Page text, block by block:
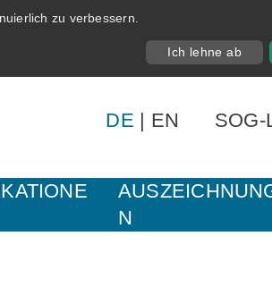
zu verbessern.
Ich lehne ab
DE | EN SOG-
N